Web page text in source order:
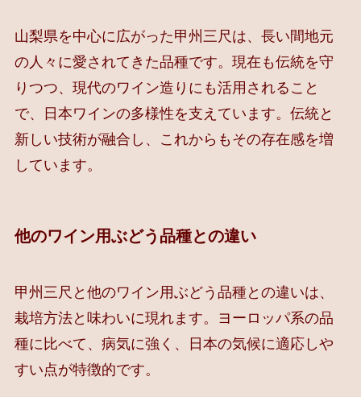
山梨県を中心に広がった甲州三尺は、長い間地元
の人々に愛されてきた品種です。現在も伝統を守
りつつ、現代のワイン造りにも活用されること
で、日本ワインの多様性を支えています。伝統と
新しい技術が融合し、これからもその存在感を増
しています。
他のワイン用ぶどう品種との違い
甲州三尺と他のワイン用ぶどう品種との違いは、
栽培方法と味わいに現れます。ヨーロッパ系の品
種に比べて、病気に強く、日本の気候に適応しや
すい点が特徴的です。